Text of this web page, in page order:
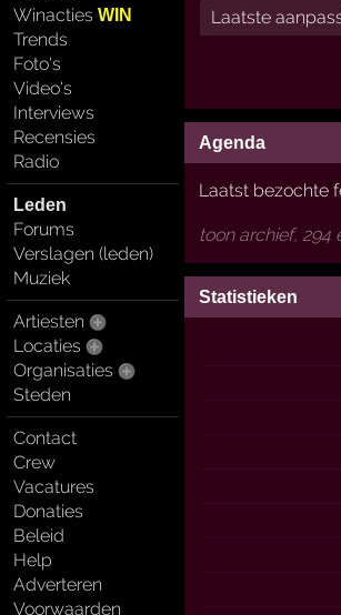
WinactiesWIN
Trends
Foto's
Video's
Interviews
Recensies
Radio
Leden
Forums
Verslagen (leden)
Muziek
Artiesten
Locaties
Organisaties
Steden
Contact
Crew
Vacatures
Donaties
Beleid
Help
Adverteren
Voorwaarden
Laatste
Agenda
Laatst bezochte
toon archief, 294
Statistieken